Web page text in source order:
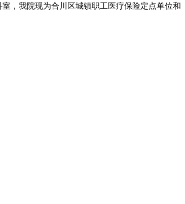
，我院现为合川区城镇职工医疗保险定点单位和